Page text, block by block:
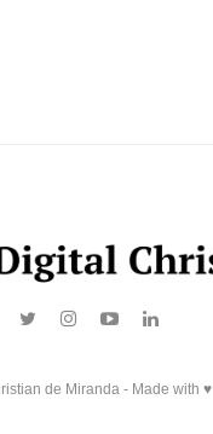
de Miranda - Made with ♥